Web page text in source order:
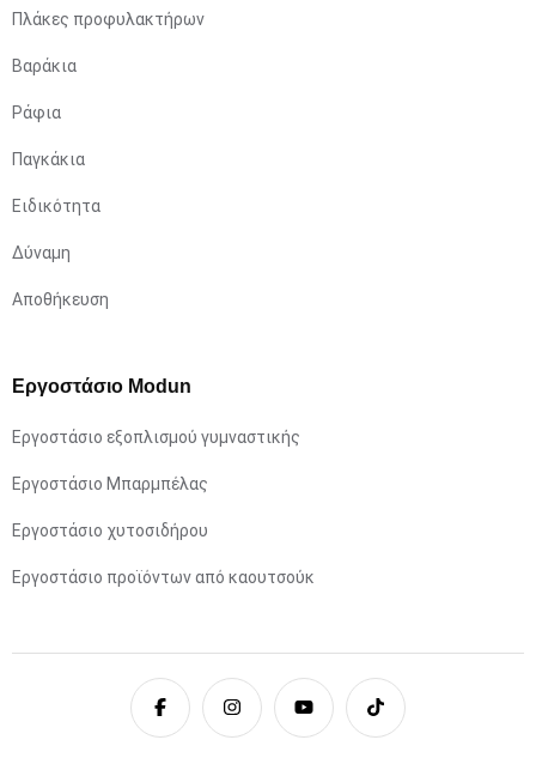
Πλάκες προφυλακτήρων
Βαράκια
Ράφια
Παγκάκια
Ειδικότητα
Δύναμη
Αποθήκευση
Εργοστάσιο Modun
Εργοστάσιο εξοπλισμού γυμναστικής
Εργοστάσιο Μπαρμπέλας
Εργοστάσιο χυτοσιδήρου
Εργοστάσιο προϊόντων από καουτσούκ